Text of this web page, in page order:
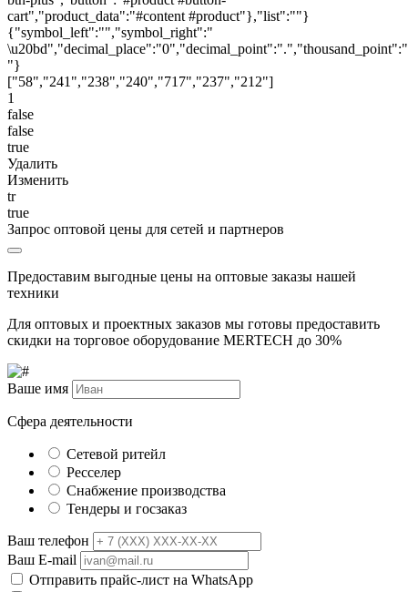
cart","product_data":"#content #product"},"list":""}
{"symbol_left":"","symbol_right":"
\u20bd","decimal_place":"0","decimal_point":".","thousand_point":"
"}
["58","241","238","240","717","237","212"]
1
false
false
true
Удалить
Изменить
tr
true
Запрос оптовой цены для сетей и партнеров
Предоставим выгодные цены на оптовые заказы нашей
техники
Для оптовых и проектных заказов мы готовы предоставить
скидки на торговое оборудование MERTECH до 30%
Ваше имя
Сфера деятельности
Сетевой ритейл
Ресселер
Снабжение производства
Тендеры и госзаказ
Ваш телефон
Ваш E-mail
Отправить прайс-лист на WhatsApp